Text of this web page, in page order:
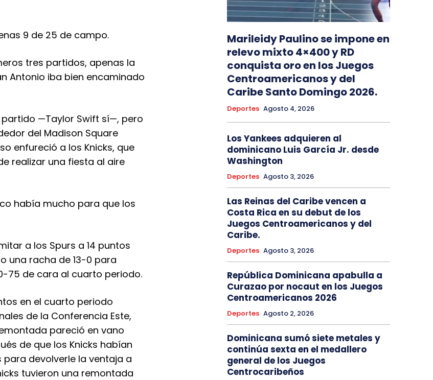
9 de 25 de campo.
tres partidos, apenas la
Antonio iba bien encaminado
partido —Taylor Swift sí—, pero
del Madison Square
enfureció a los Knicks, que
realizar una fiesta al aire
había mucho para que los
a los Spurs a 14 puntos
una racha de 13-0 para
75 de cara al cuarto periodo.
en el cuarto periodo
de la Conferencia Este,
pareció en vano
de que los Knicks habían
devolverle la ventaja a
tuvieron una remontada
Marileidy Paulino se impone en
relevo mixto 4×400 y RD
conquista oro en los Juegos
Centroamericanos y del
Caribe Santo Domingo 2026.
Deportes Agosto 4, 2026
Los Yankees adquieren al
dominicano Luis García Jr. desde
Washington
Deportes Agosto 3, 2026
Las Reinas del Caribe vencen a
Costa Rica en su debut de los
Juegos Centroamericanos y del
Caribe.
Deportes Agosto 3, 2026
República Dominicana apabulla a
Curazao por nocaut en los Juegos
Centroamericanos 2026
Deportes Agosto 2, 2026
Dominicana sumó siete metales y
continúa sexta en el medallero
general de los Juegos
Centrocaribeños